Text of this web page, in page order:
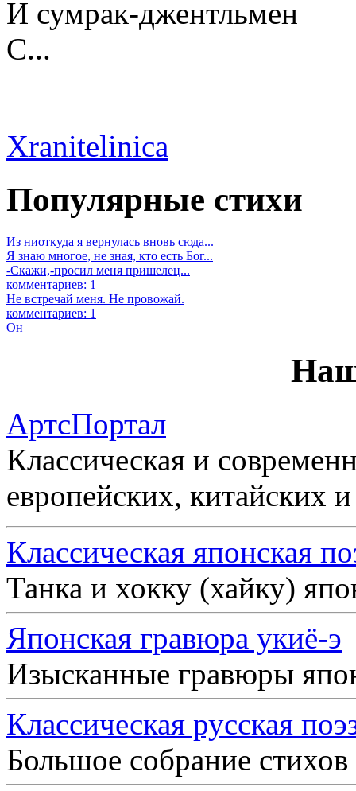
И сумрак-джентльмен
С...
Xranitelinica
Популярные стихи
Из ниоткуда я вернулась вновь сюда...
Я знаю многое, не зная, кто есть Бог...
-Скажи,-просил меня пришелец...
комментариев: 1
Не встречай меня. Не провожай.
комментариев: 1
Он
АртсПортал
Классическая и
европейских, китайских
Классическая японская
Танка и хокку (хайку)
Японская гравюра укиё-э
Изысканные гравюры
Классическая русская
Большое собрание